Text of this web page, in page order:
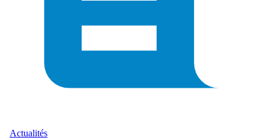
Actualités